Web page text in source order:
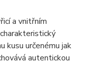
a vnitřním
kusu určenému jak
autentickou